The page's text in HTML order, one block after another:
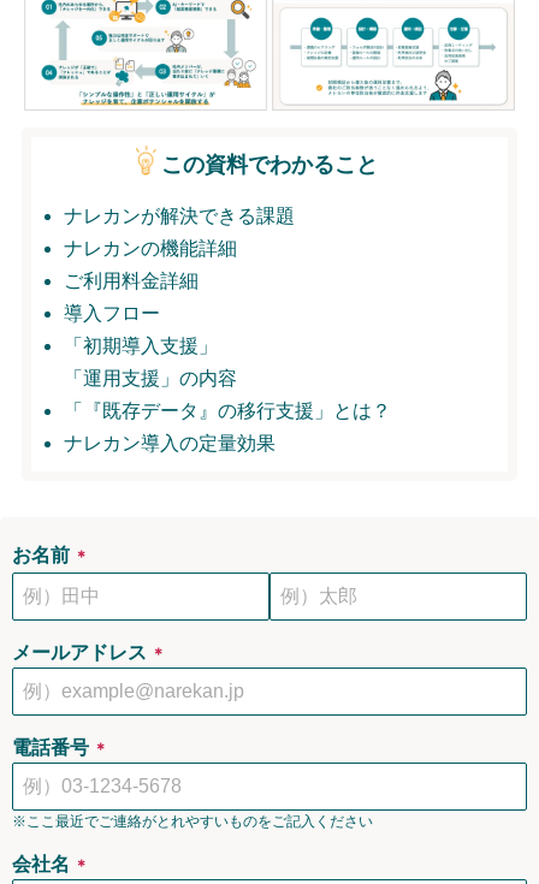
ログイン
この資料でわかること
ナレカンが解決できる課題
ナレカンの機能詳細
ご利用料金詳細
導入フロー
「初期導入支援」
「運用支援」の内容
「『既存データ』の移行支援」とは？
ナレカン導入の定量効果
お名前 ＊
メールアドレス ＊
電話番号 ＊
※ここ最近でご連絡がとれやすいものをご記入ください
会社名 ＊